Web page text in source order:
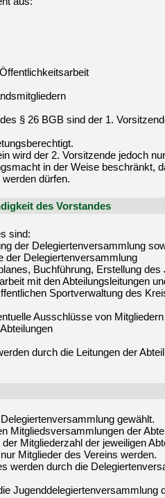
§ 26 BGB sind der 1.
wird der 2. Vorsitzende jedoch
in der Weise beschränkt,
dürfen.
des Vorstandes
sind:
der Delegiertenversammlung
der Delegiertenversammlung
Buchführung, Erstellung
mit den Abteilungsleitungen
Sportverwaltung des
Ausschlüsse von Mitgliedern
durch die Leitungen der
gewählt.
Mitgliedsversammlungen der
Mitgliederzahl der jeweiligen
Mitglieder des Vereins werden.
werden durch die